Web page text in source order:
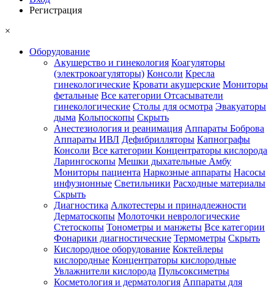
Регистрация
×
Оборудование
Акушерство и гинекология Коагуляторы
(электрокоагуляторы) Консоли Кресла
гинекологические Кровати акушерские Мониторы
фетальные Все категории Отсасыватели
гинекологические Столы для осмотра Эвакуаторы
дыма Кольпоскопы Скрыть
Анестезиология и реанимация Аппараты Боброва
Аппараты ИВЛ Дефибрилляторы Капнографы
Консоли Все категории Концентраторы кислорода
Ларингоскопы Мешки дыхательные Амбу
Мониторы пациента Наркозные аппараты Насосы
инфузионные Светильники Расходные материалы
Скрыть
Диагностика Алкотестеры и принадлежности
Дерматоскопы Молоточки неврологические
Стетоскопы Тонометры и манжеты Все категории
Фонарики диагностические Термометры Скрыть
Кислородное оборудование Коктейлеры
кислородные Концентраторы кислородные
Увлажнители кислорода Пульсоксиметры
Косметология и дерматология Аппараты для